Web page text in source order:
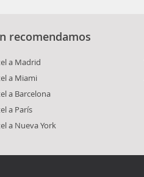
recomendamos
a Madrid
a Miami
a Barcelona
a París
a Nueva York